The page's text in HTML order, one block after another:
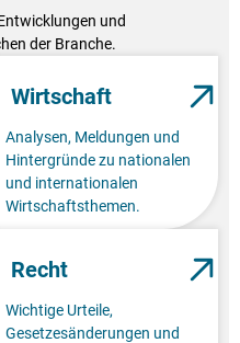
und
der Branche.
Wirtschaft
Analysen, Meldungen und
Hintergründe zu nationalen
und internationalen
Wirtschaftsthemen.
Recht
Wichtige Urteile,
Gesetzesänderungen und